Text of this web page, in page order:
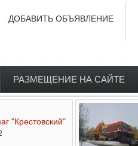
ДОБАВИТЬ ОБЪЯВЛЕНИЕ
РАЗМЕЩЕНИЕ НА САЙТЕ
"Крестовский"